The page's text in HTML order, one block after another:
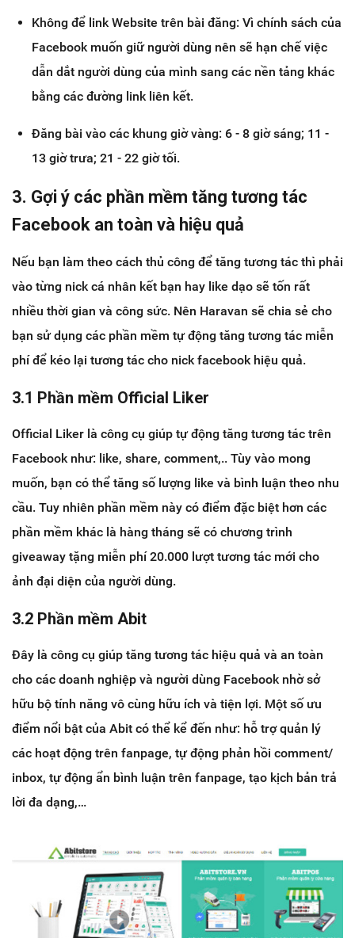
Không để link Website trên bài đăng: Vì chính sách của
Facebook muốn giữ người dùng nên sẽ hạn chế việc
dẫn dắt người dùng của mình sang các nền tảng khác
bằng các đường link liên kết.
Đăng bài vào các khung giờ vàng: 6 - 8 giờ sáng; 11 -
13 giờ trưa; 21 - 22 giờ tối.
3. Gợi ý các phần mềm tăng tương tác
Facebook an toàn và hiệu quả
Nếu bạn làm theo cách thủ công để tăng tương tác thì phải
vào từng nick cá nhân kết bạn hay like dạo sẽ tốn rất
nhiều thời gian và công sức. Nên Haravan sẽ chia sẻ cho
bạn sử dụng các phần mềm tự động tăng tương tác miễn
phí để kéo lại tương tác cho nick facebook hiệu quả.
3.1 Phần mềm Official Liker
Official Liker là công cụ giúp tự động tăng tương tác trên
Facebook như: like, share, comment,.. Tùy vào mong
muốn, bạn có thể tăng số lượng like và bình luận theo nhu
cầu. Tuy nhiên phần mềm này có điểm đặc biệt hơn các
phần mềm khác là hàng tháng sẽ có chương trình
giveaway tặng miễn phí 20.000 lượt tương tác mới cho
ảnh đại diện của người dùng.
3.2 Phần mềm Abit
Đây là công cụ giúp tăng tương tác hiệu quả và an toàn
cho các doanh nghiệp và người dùng Facebook nhờ sở
hữu bộ tính năng vô cùng hữu ích và tiện lợi. Một số ưu
điểm nổi bật của Abit có thể kể đến như: hỗ trợ quản lý
các hoạt động trên fanpage, tự động phản hồi comment/
inbox, tự động ẩn bình luận trên fanpage, tạo kịch bản trả
lời đa dạng,…